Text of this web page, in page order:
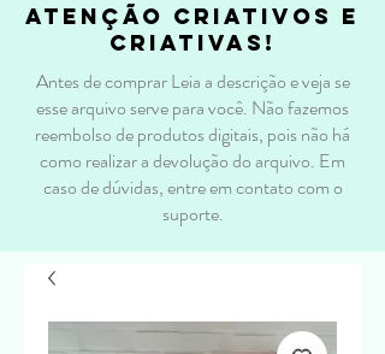
atenção criativos e
criativas!
Antes de comprar Leia a descrição e veja se
esse arquivo serve para você. Não fazemos
reembolso de produtos digitais, pois não há
como realizar a devolução do arquivo. Em
caso de dúvidas, entre em contato com o
suporte.